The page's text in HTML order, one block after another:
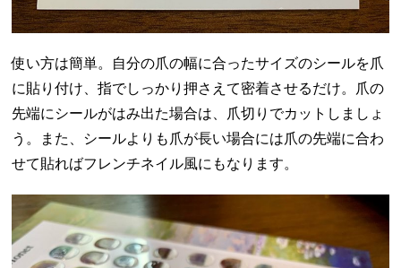
使い方は簡単。自分の爪の幅に合ったサイズのシールを爪
に貼り付け、指でしっかり押さえて密着させるだけ。爪の
先端にシールがはみ出た場合は、爪切りでカットしましょ
う。また、シールよりも爪が長い場合には爪の先端に合わ
せて貼ればフレンチネイル風にもなります。